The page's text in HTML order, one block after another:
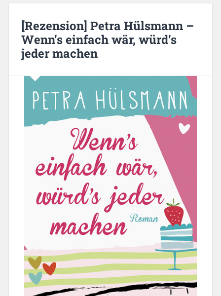
[Rezension] Petra Hülsmann –
Wenn’s einfach wär, würd’s
jeder machen